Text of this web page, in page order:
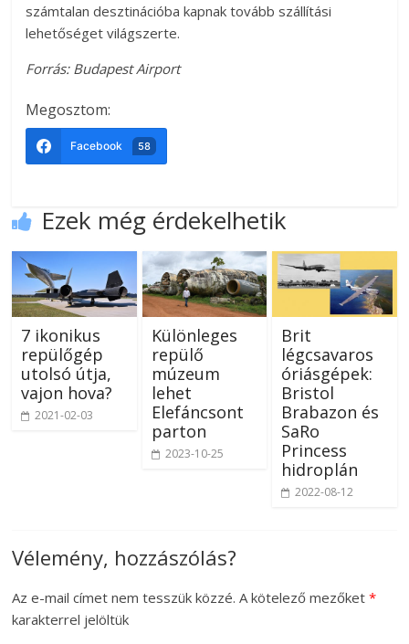
számtalan desztinációba kapnak tovább szállítási
lehetőséget világszerte.
Forrás: Budapest Airport
Megosztom:
Facebook 58
Ezek még érdekelhetik
7 ikonikus
repülőgép
utolsó útja,
vajon hova?
2021-02-03
Különleges
repülő
múzeum
lehet
Elefáncsont
parton
2023-10-25
Brit
légcsavaros
óriásgépek:
Bristol
Brabazon és
SaRo
Princess
hidroplán
2022-08-12
Vélemény, hozzászólás?
Az e-mail címet nem tesszük közzé. A kötelező mezőket*
karakterrel jelöltük